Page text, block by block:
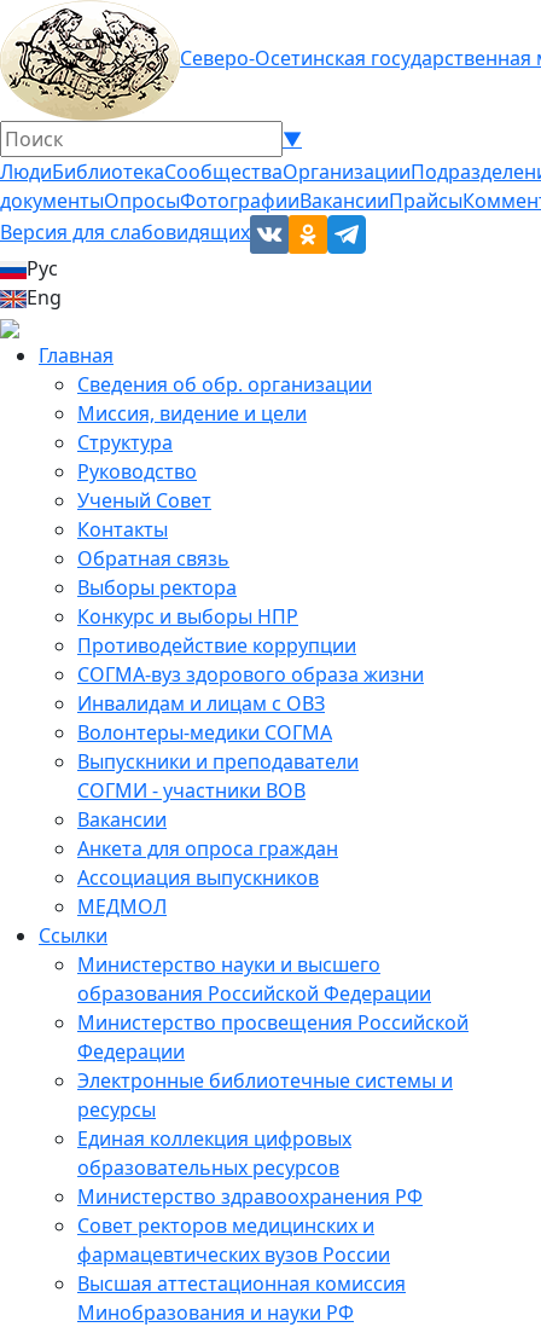
Северо-Осетинская
▼
ЛюдиБиблиотекаСообществаОрганизации
документыОпросыФотографииВакансииПрайсы
Версия для слабовидящих
Рус
Eng
Главная
Сведения об обр. организации
Миссия, видение и цели
Структура
Руководство
Ученый Совет
Контакты
Обратная связь
Выборы ректора
Конкурс и выборы НПР
Противодействие коррупции
СОГМА-вуз здорового образа жизни
Инвалидам и лицам с ОВЗ
Волонтеры-медики СОГМА
Выпускники и преподаватели
СОГМИ - участники ВОВ
Вакансии
Анкета для опроса граждан
Ассоциация выпускников
МЕДМОЛ
Ссылки
Министерство науки и высшего
образования Российской Федерации
Министерство просвещения Российской
Федерации
Электронные библиотечные системы и
ресурсы
Единая коллекция цифровых
образовательных ресурсов
Министерство здравоохранения РФ
Совет ректоров медицинских и
фармацевтических вузов России
Высшая аттестационная комиссия
Минобразования и науки РФ